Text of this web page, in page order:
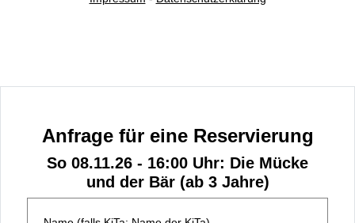
Anfrage für eine Reservierung
So 08.11.26 - 16:00 Uhr: Die Mücke
und der Bär (ab 3 Jahre)